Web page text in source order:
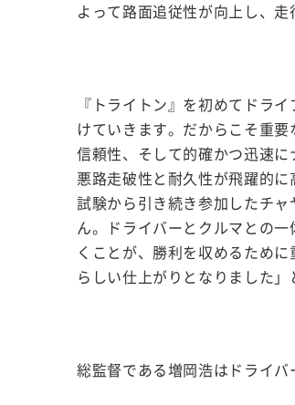
よって路面追従性が向上し、
『トライトン』を初めてドラ
けていきます。だからこそ重
信頼性、そして的確かつ迅速に
悪路走破性と耐久性が飛躍的
試験から引き続き参加したチ
ん。ドライバーとクルマとの
くことが、勝利を収めるため
らしい仕上がりとなりました」
総監督である増岡浩はドライバ